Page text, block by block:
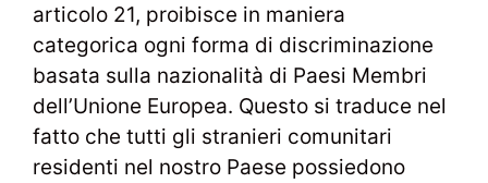
articolo 21, proibisce in maniera
categorica ogni forma di discriminazione
basata sulla nazionalità di Paesi Membri
dell’Unione Europea. Questo si traduce nel
fatto che tutti gli stranieri comunitari
residenti nel nostro Paese possiedono